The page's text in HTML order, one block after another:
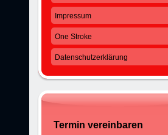
Impressum
One Stroke
Datenschutzerklärung
Termin vereinbaren